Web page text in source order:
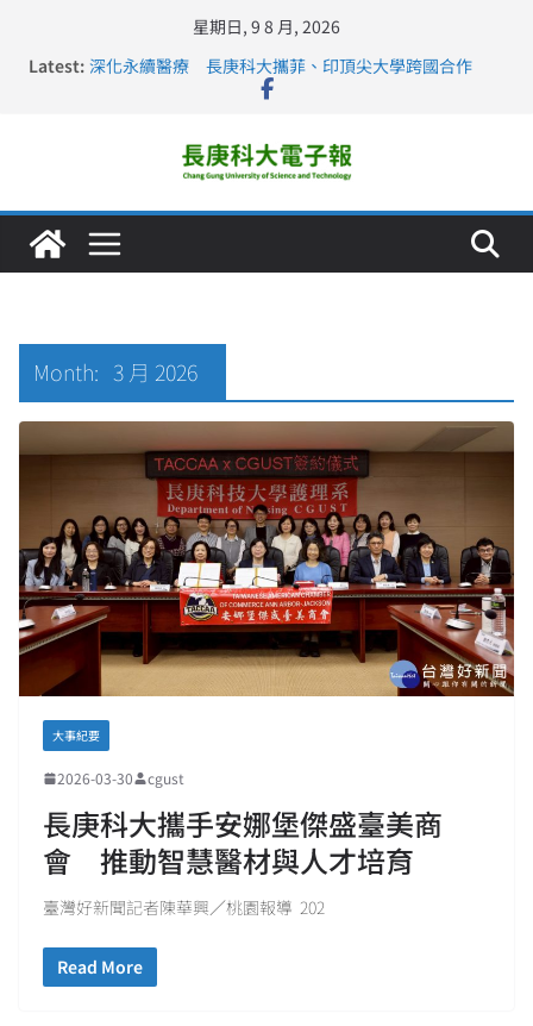
星期日, 9 8 月, 2026
Latest: 深化永續醫療 長庚科大攜菲、印頂尖大學跨國合作
長庚科大訪凱瑟醫療集團、美容學校收穫豐
仁德醫專與長庚科大締結策略聯盟 培育護理尖兵
長庚科大連四年穩居《遠見》醫學大學第5名 辦學實力再
Month: 3 月 2026
大事紀要
2026-03-30 cgust
長庚科大攜手安娜堡傑盛臺美商
會 推動智慧醫材與人才培育
臺灣好新聞記者陳華興／桃園報導 202
Read More